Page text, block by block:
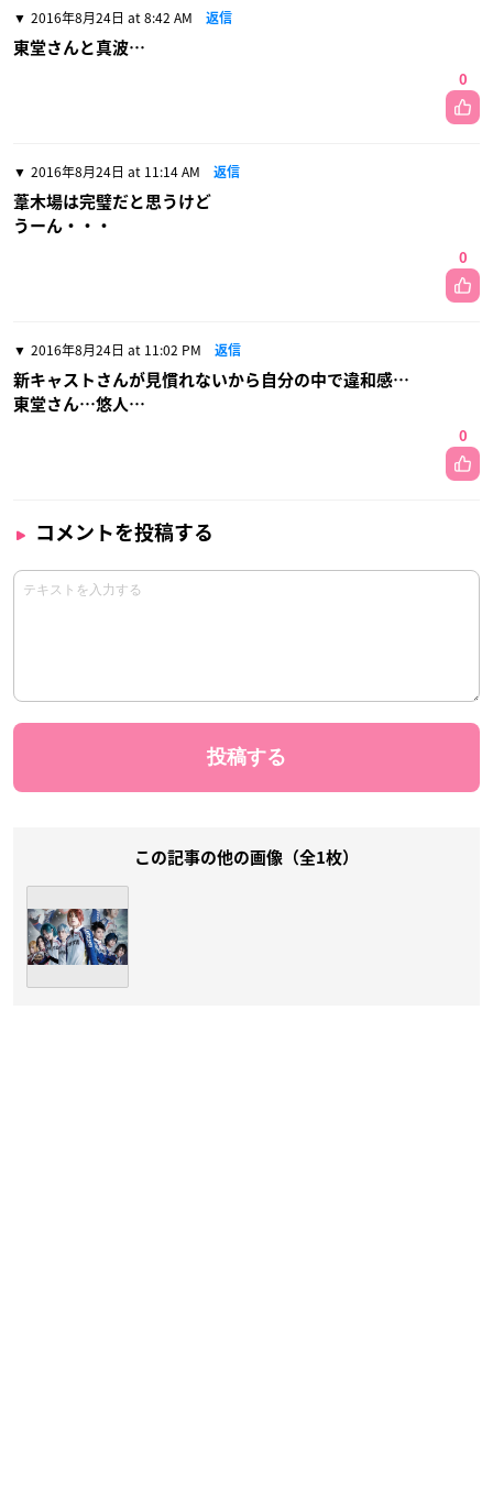
2016年8月24日 at 8:42 AM 返信
東堂さんと真波…
0
2016年8月24日 at 11:14 AM 返信
葦木場は完璧だと思うけど
うーん・・・
0
2016年8月24日 at 11:02 PM 返信
新キャストさんが見慣れないから自分の中で違和感…
東堂さん…悠人…
0
コメントを投稿する
この記事の他の画像（全1枚）